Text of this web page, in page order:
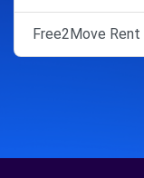
Free2Move Rent